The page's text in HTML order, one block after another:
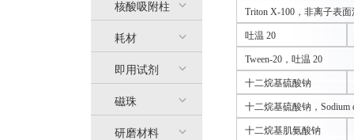
核酸吸附柱
耗材
即用试剂
磁珠
研磨材料
Triton X-100，非离子表
吐温 20
Tween-20，吐温 20
十二烷基硫酸钠
十二烷基硫酸钠，Sodium
十二烷基肌氨酸钠